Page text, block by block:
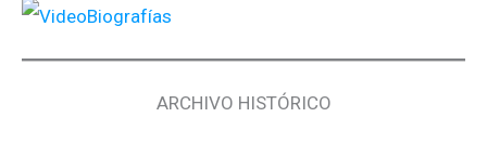
ARCHIVO HISTÓRICO